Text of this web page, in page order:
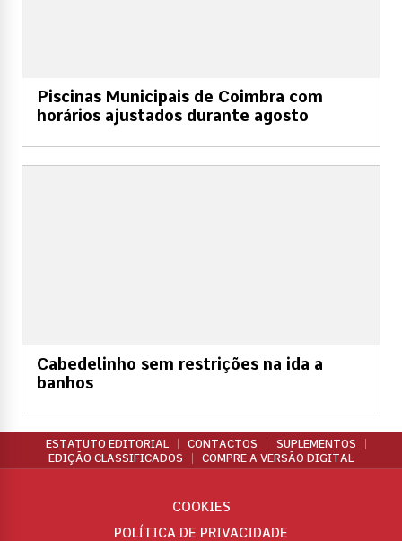
Piscinas Municipais de Coimbra com
horários ajustados durante agosto
Cabedelinho sem restrições na ida a
banhos
ESTATUTO EDITORIAL CONTACTOS
SUPLEMENTOS
EDIÇÃO CLASSIFICADOS
COMPRE A VERSÃO DIGITAL
COOKIES
POLÍTICA DE PRIVACIDADE